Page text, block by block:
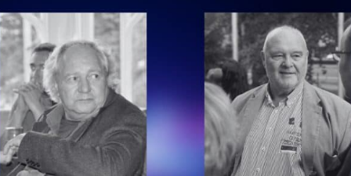
Karriere in der IT
News & Termine